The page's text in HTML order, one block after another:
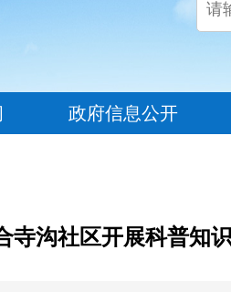
政府信息公开
寺沟社区开展科普知